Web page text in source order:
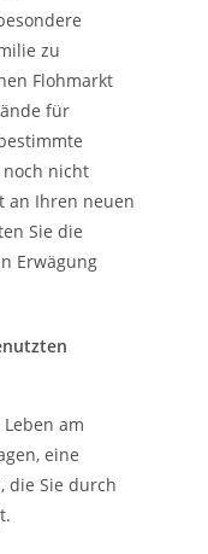
zu
Flohmarkt
für
noch nicht
an Ihren neuen
Sie die
Erwägung
am
eine
die Sie durch